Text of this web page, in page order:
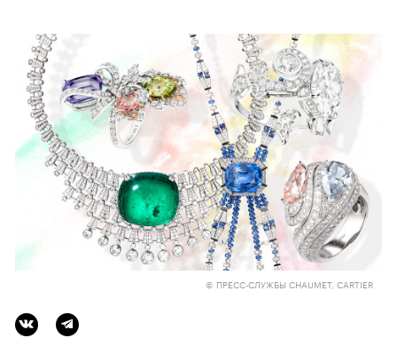
© ПРЕСС-СЛУЖБЫ CHAUMET, CARTIER